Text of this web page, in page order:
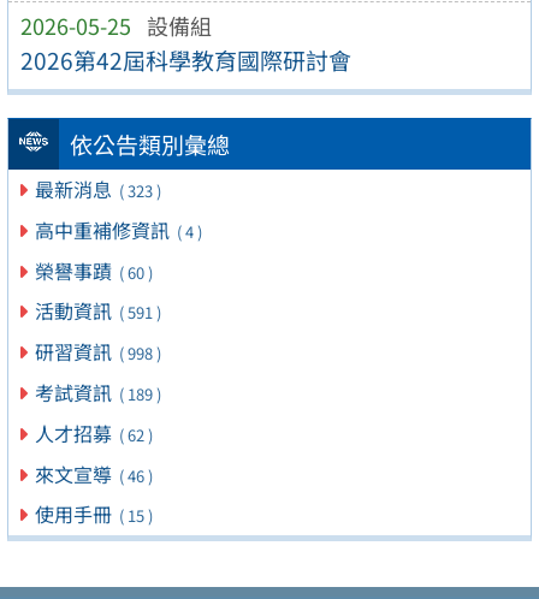
2026-05-25 設備組
2026第42屆科學教育國際研討會
依公告類別彙總
最新消息 ( 323 )
高中重補修資訊 ( 4 )
榮譽事蹟 ( 60 )
活動資訊 ( 591 )
研習資訊 ( 998 )
考試資訊 ( 189 )
人才招募 ( 62 )
來文宣導 ( 46 )
使用手冊 ( 15 )